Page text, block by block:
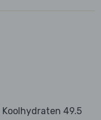
Koolhydraten 49.5